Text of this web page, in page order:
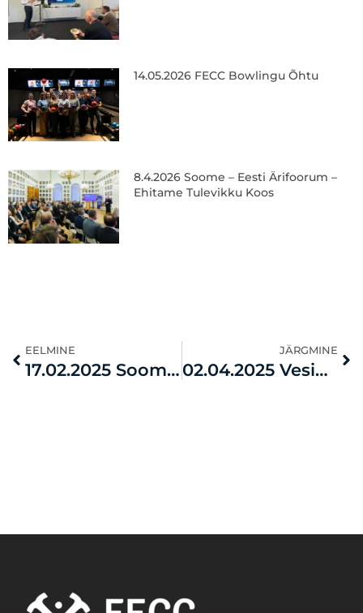
14.05.2026 FECC Bowlingu Õhtu
8.4.2026 Soome – Eesti Ärifoorum –
Ehitame Tulevikku Koos
EELMINE
17.02.2025 Soome-Eesti Kaubanduskoja liikmete üldkoosolek
JÄRGMINE
02.04.2025 Vesinikuseminar